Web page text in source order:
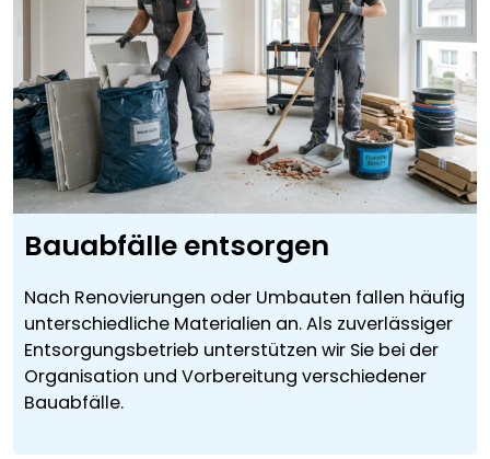
Bauabfälle entsorgen
Nach Renovierungen oder Umbauten fallen häufig
unterschiedliche Materialien an. Als zuverlässiger
Entsorgungsbetrieb unterstützen wir Sie bei der
Organisation und Vorbereitung verschiedener
Bauabfälle.